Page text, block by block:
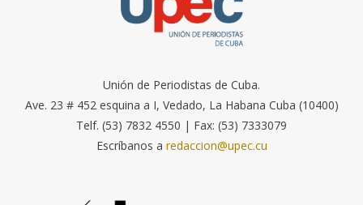
Unión de Periodistas de Cuba.
Ave. 23 # 452 esquina a I, Vedado, La Habana Cuba (10400)
Telf. (53) 7832 4550 | Fax: (53) 7333079
Escríbanos a redaccion@upec.cu